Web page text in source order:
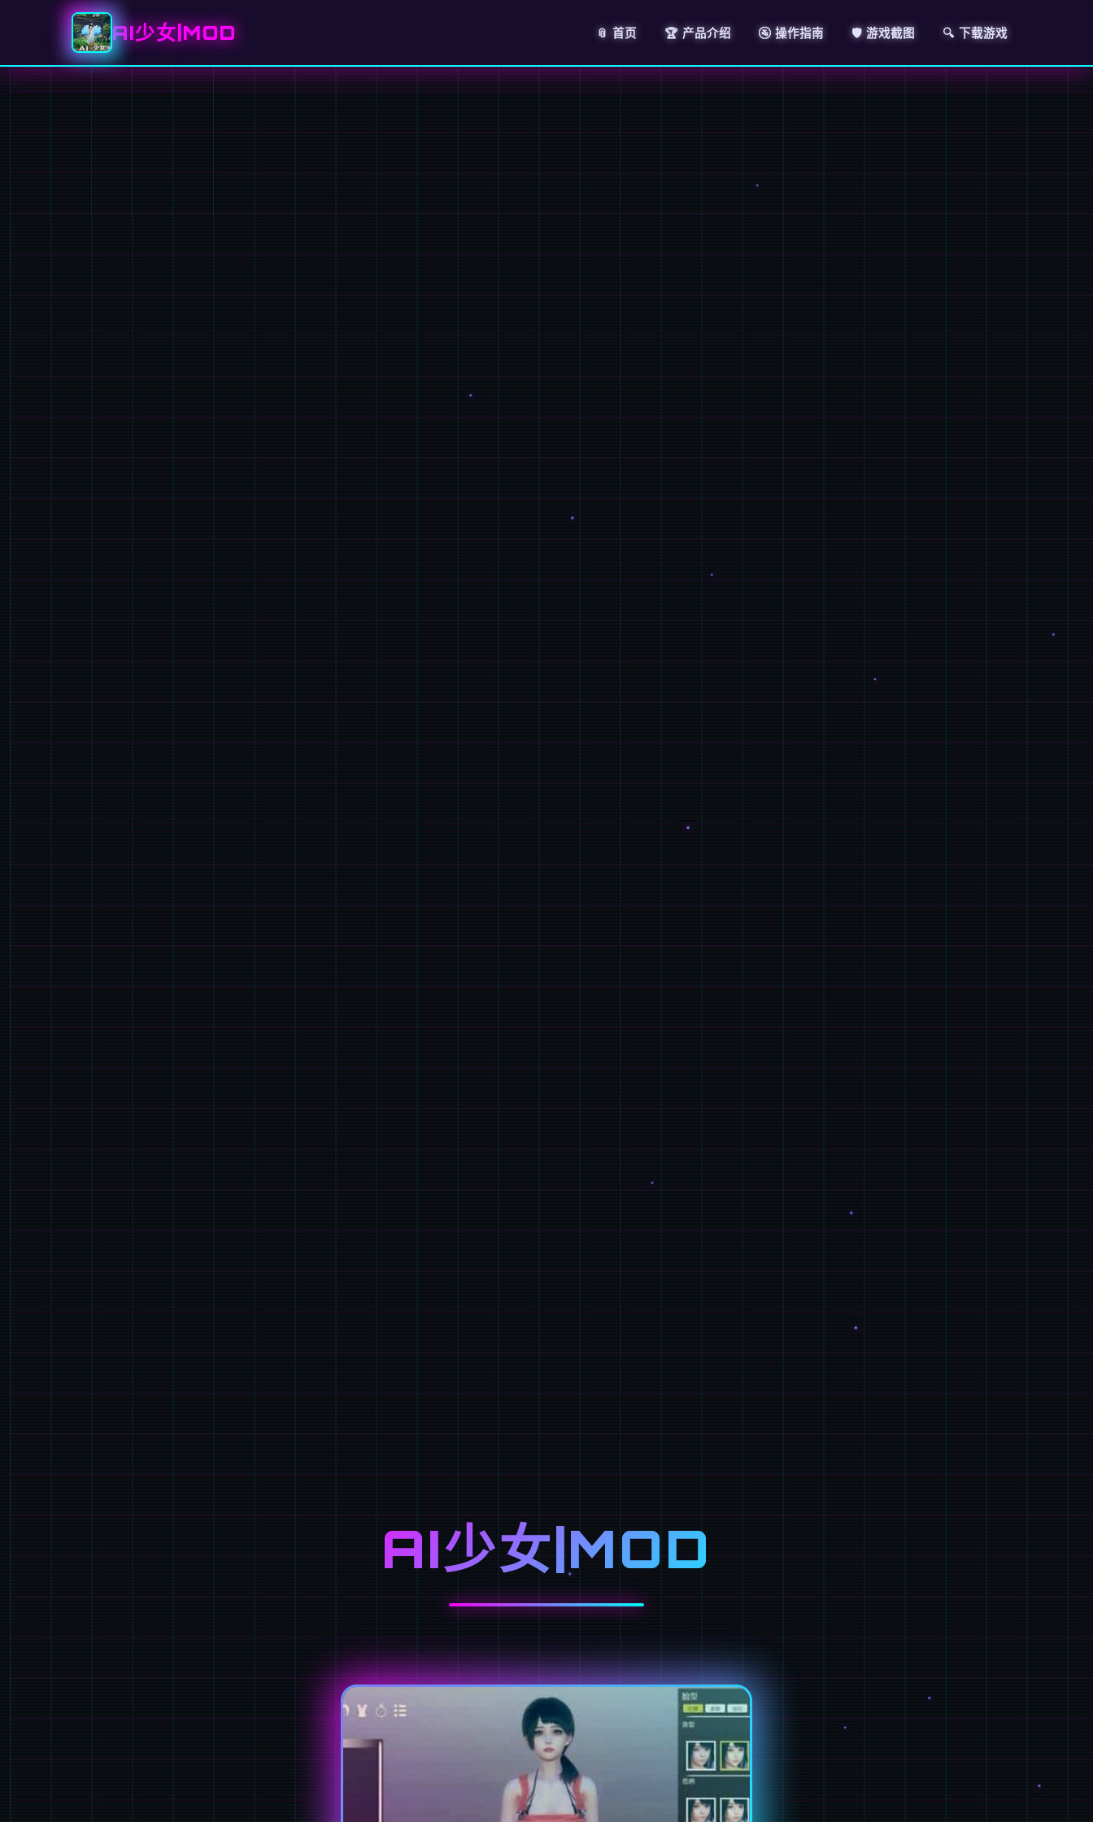
AI少女|MOD 📎 首页 🏆 产品介绍 🚰 操作指南 🛡️ 游戏截图 🔍 下载游戏
AI少女|MOD